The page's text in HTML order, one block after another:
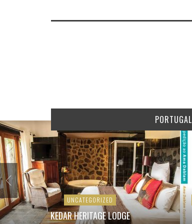
PORTUGAL
UNCATEGORIZED
KEDAR HERITAGE LODGE